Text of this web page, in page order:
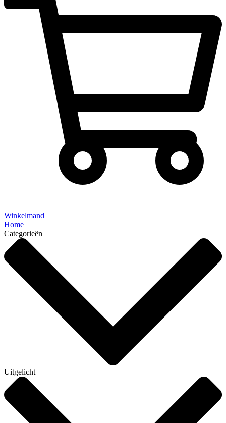
Winkelmand
Home
Categorieën
Uitgelicht